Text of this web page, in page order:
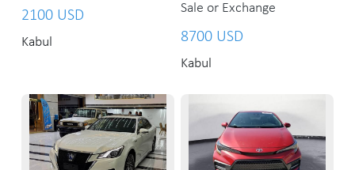
2100 USD
Kabul
Sale or Exchange
8700 USD
Kabul